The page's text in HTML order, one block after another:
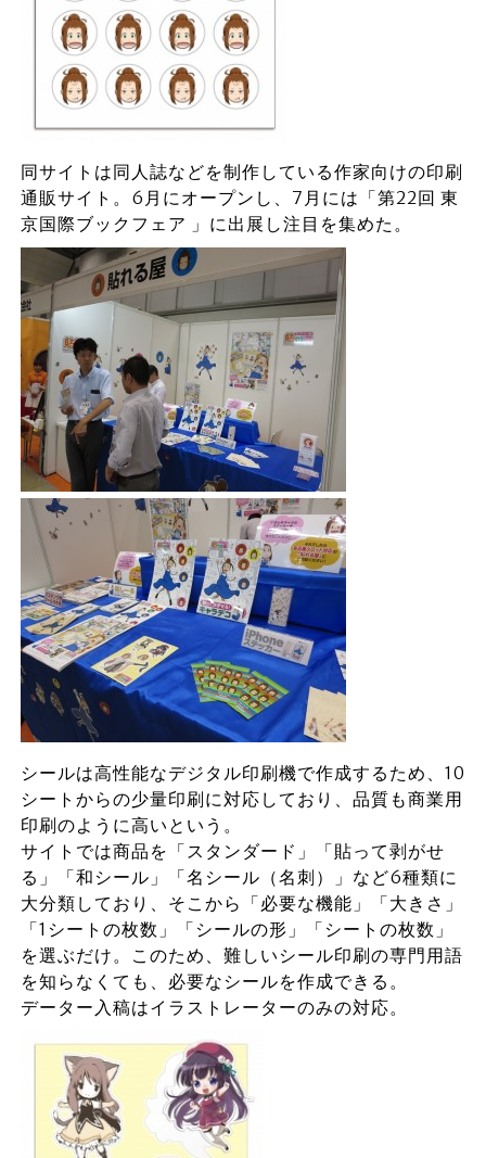
同サイトは同人誌などを制作している作家向けの印刷
通販サイト。6月にオープンし、7月には「第22回 東
京国際ブックフェア 」に出展し注目を集めた。
シールは高性能なデジタル印刷機で作成するため、10
シートからの少量印刷に対応しており、品質も商業用
印刷のように高いという。
サイトでは商品を「スタンダード」「貼って剥がせ
る」「和シール」「名シール（名刺）」など6種類に
大分類しており、そこから「必要な機能」「大きさ」
「1シートの枚数」「シールの形」「シートの枚数」
を選ぶだけ。このため、難しいシール印刷の専門用語
を知らなくても、必要なシールを作成できる。
データー入稿はイラストレーターのみの対応。